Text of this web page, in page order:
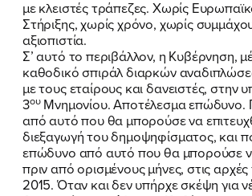
με κλειστές τράπεζες. Χωρίς
Στήριξης, χωρίς χρόνο, χωρίς
αξιοπιστία.
Σ’ αυτό το περιβάλλον, η Κυβέρνηση,
καθοδικό σπιράλ διαρκών
με τους εταίρους και δανειστές, στην
3ουΜνημονίου. Αποτέλεσμα επώδυνο.
από αυτό που θα μπορούσε να
διεξαγωγή του δημοψηφίσματος, και
επώδυνο από αυτό που θα μπορούσε
πριν από ορισμένους μήνες, στις
2015. Όταν και δεν υπήρχε σκέψη για